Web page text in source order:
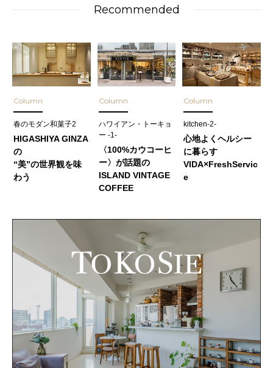
Recommended
Column
春のモダン和菓子2
HIGASHIYA GINZA
の
“美”の世界観を味
わう
Column
ハワイアン・トーキョ
ー -1-
〈100%カウコーヒ
ー〉が話題の
ISLAND VINTAGE
COFFEE
Column
kitchen-2-
心地よくヘルシー
に暮らす
VIDA×FreshServic
e